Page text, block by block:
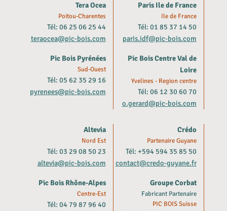
Tera Ocea
Poitou-Charentes
Tél: 06 25 06 25 44
teraocea@pic-bois.com
Pic Bois Pyrénées
Sud-Ouest
Tél: 05 62 35 29 16
pyrenees@pic-bois.com
Paris Ile de France
Ile de France
Tél: 01 85 37 14 50
paris.idf@pic-bois.com
Pic Bois Centre Val de
Loire
Yvelines - Region centre
Tél: 06 12 30 60 70
o.gerard@pic-bois.com
Altevia
Nord Est
Tél: 03 29 08 50 23
altevia@pic-bois.com
Pic Bois Rhône-Alpes
Centre-Est
Tél: 04 79 87 96 40
Crédo
Partenaire Guyane
Tél: +594 594 35 85 50
contact@credo-guyane.fr
Groupe Corbat
Fabricant Partenaire
PIC BOIS Suisse